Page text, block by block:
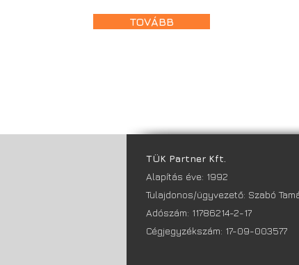
TOVÁBB
TÜK Partner Kft.
Alapítás éve: 1992
Tulajdonos/ügyvezető: Szabó
Adószám: 11786214-2-17
Cégjegyzékszám: 17-09-003577